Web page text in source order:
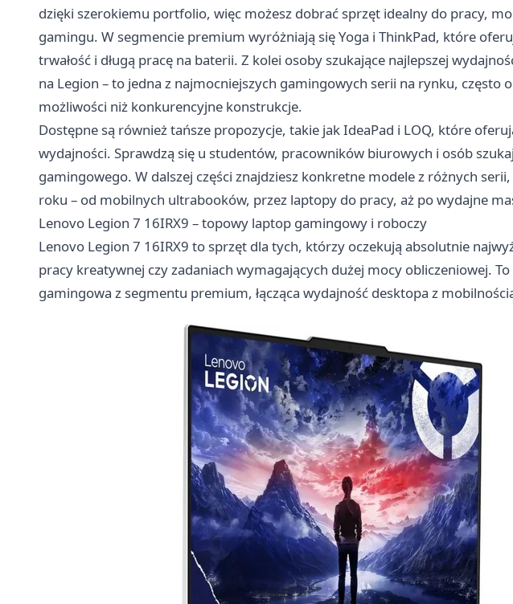
dzięki szerokiemu portfolio, więc możesz dobrać sprzęt idealny do pracy,
gamingu. W segmencie premium wyróżniają się Yoga i ThinkPad, które
trwałość i długą pracę na baterii. Z kolei osoby szukające najlepszej
na Legion – to jedna z najmocniejszych gamingowych serii na rynku, często
możliwości niż konkurencyjne konstrukcje.
Dostępne są również tańsze propozycje, takie jak IdeaPad i LOQ, które
wydajności. Sprawdzą się u studentów, pracowników biurowych i osób
gamingowego. W dalszej części znajdziesz konkretne modele z różnych
roku – od mobilnych ultrabooków, przez laptopy do pracy, aż po wydajne
Lenovo Legion 7 16IRX9 – topowy laptop gamingowy i roboczy
Lenovo Legion 7 16IRX9 to sprzęt dla tych, którzy oczekują absolutnie
pracy kreatywnej czy zadaniach wymagających dużej mocy obliczeniowej.
gamingowa z segmentu premium, łącząca wydajność desktopa z